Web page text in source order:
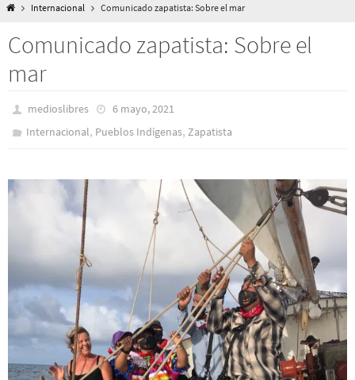
InicioInternacional Comunicado zapatista: Sobre el mar
Comunicado zapatista: Sobre el
mar
medioslibres
6 mayo, 2021
Internacional, Pueblos Indí­genas, Zapatista